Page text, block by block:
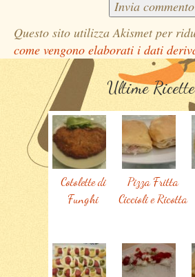
Questo sito utilizza Akismet per
come vengono elaborati i dati
Ultime Ricette
Pizza Fritta
Ciccioli e Ricotta
Cotolette di
Funghi